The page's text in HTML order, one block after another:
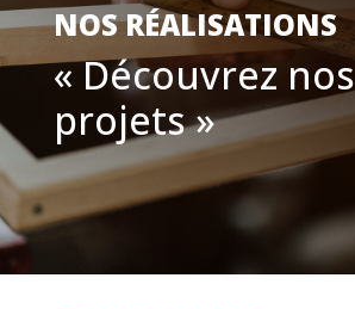
NOS RÉALISATIONS
« Découvrez nos
projets »